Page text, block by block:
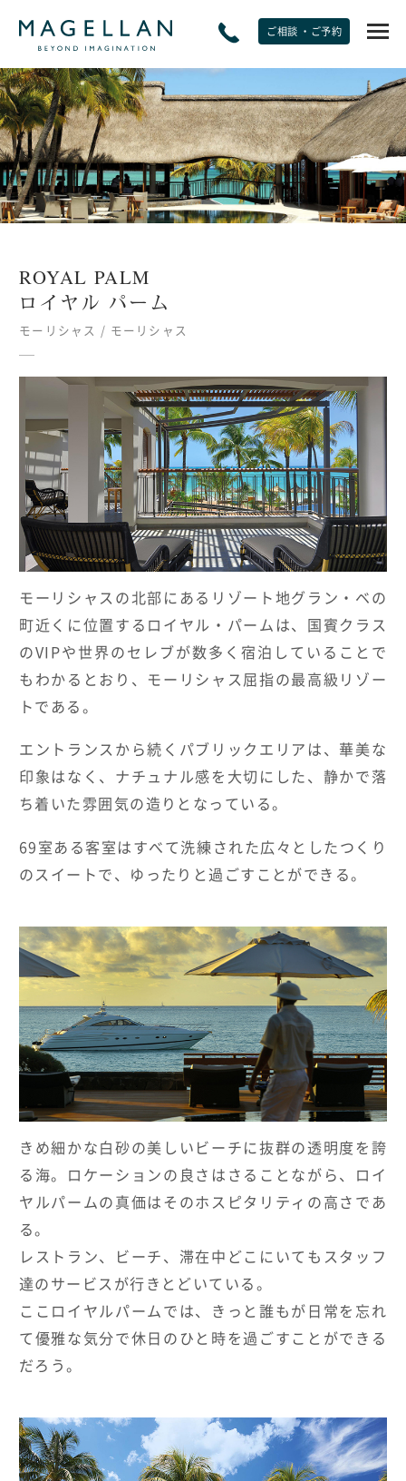
EXPERIENCE
非日常をたのしむ
JOURNAL
トラベルジャーナル
SPECIAL OFFERS
期間限定オファー
モデルプラン
HOTELS & RESORTS
MAGELLAN's Choice
ABOUT US PARTNERS THE LOUNGE INSIGNIA
ご相談 ・ご予約
ROYAL PALM
ロイヤル パーム
モーリシャス / モーリシャス
モーリシャスの北部にあるリゾート地グラン・ベの
町近くに位置するロイヤル・パームは、国賓クラス
のVIPや世界のセレブが数多く宿泊していることで
もわかるとおり、モーリシャス屈指の最高級リゾー
トである。
エントランスから続くパブリックエリアは、華美な
印象はなく、ナチュナル感を大切にした、静かで落
ち着いた雰囲気の造りとなっている。
69室ある客室はすべて洗練された広々としたつくり
のスイートで、ゆったりと過ごすことができる。
きめ細かな白砂の美しいビーチに抜群の透明度を誇
る海。ロケーションの良さはさることながら、ロイ
ヤルパームの真価はそのホスピタリティの高さであ
る。
レストラン、ビーチ、滞在中どこにいてもスタッフ
達のサービスが行きとどいている。
ここロイヤルパームでは、きっと誰もが日常を忘れ
て優雅な気分で休日のひと時を過ごすことができる
だろう。